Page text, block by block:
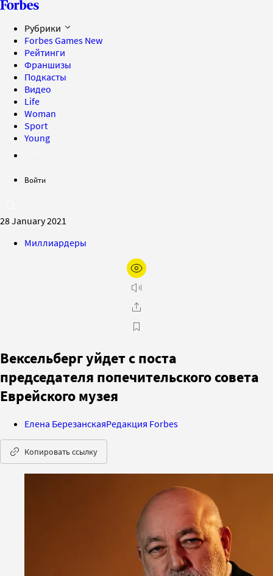
Рубрики
Forbes Games New
Рейтинги
Франшизы
Подкасты
Видео
Life
Woman
Sport
Young
Войти
28 January 2021
Миллиардеры
Вексельберг уйдет с поста
председателя попечительского совета
Еврейского музея
Елена БерезанскаяРедакция Forbes
Копировать ссылку